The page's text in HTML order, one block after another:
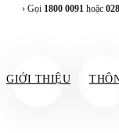
› Gọi 1800 0091 hoặc
GIỚI THIỆU